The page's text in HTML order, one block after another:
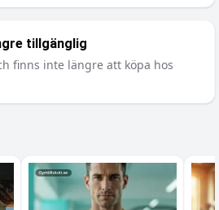
tillgänglig
finns inte längre att köpa hos